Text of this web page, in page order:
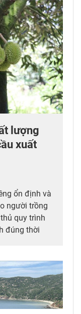
lượng
xuất
ổn định và
người trồng
quy trình
đúng thời